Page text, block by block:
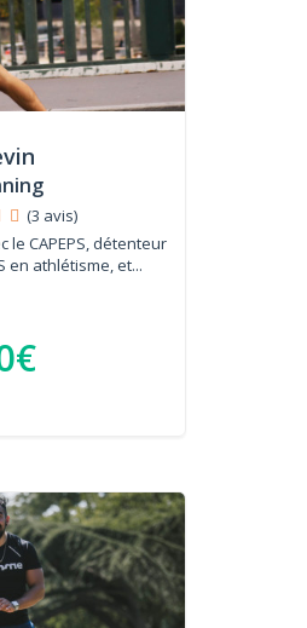
(3 avis)
le CAPEPS, détenteur
en athlétisme, et...